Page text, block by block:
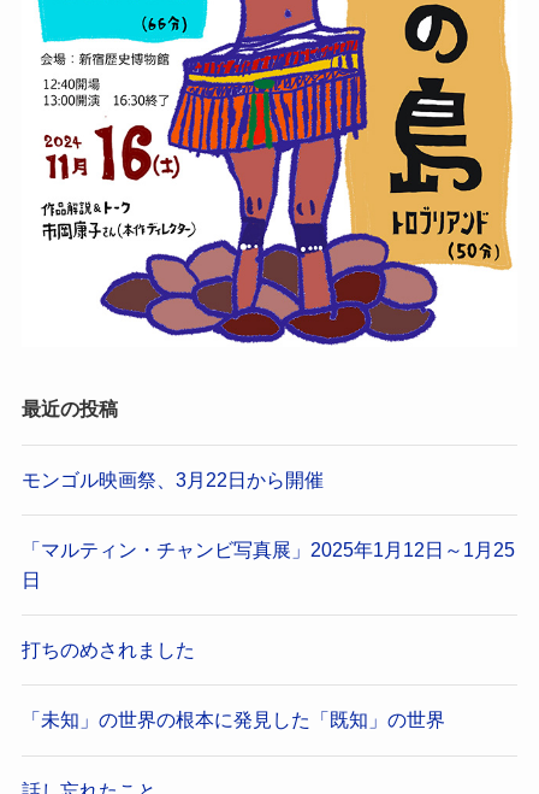
最近の投稿
モンゴル映画祭、3月22日から開催
「マルティン・チャンビ写真展」2025年1月12日～1月25
日
打ちのめされました
「未知」の世界の根本に発見した「既知」の世界